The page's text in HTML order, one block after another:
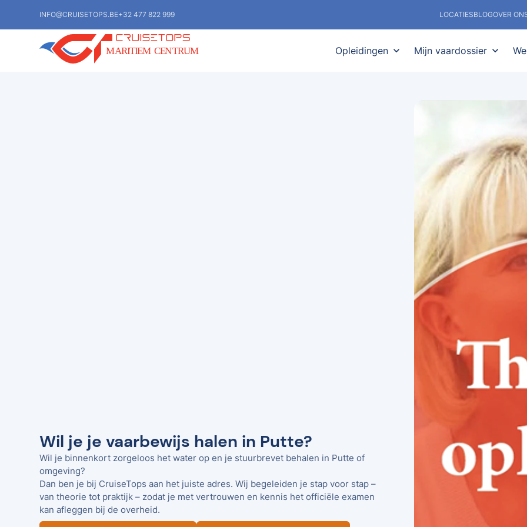
INFO@CRUISETOPS.BE+32 477 822 999 LOCATIESBLOGOVER
Opleidingen expand_more Mijn vaardossier expand_more
Wil je je vaarbewijs halen in Putte?
Wil je binnenkort zorgeloos het water op en je stuurbrevet behalen in Putte of
omgeving?
Dan ben je bij CruiseTops aan het juiste adres. Wij begeleiden je stap voor stap –
van theorie tot praktijk – zodat je met vertrouwen en kennis het officiële examen
kan afleggen bij de overheid.